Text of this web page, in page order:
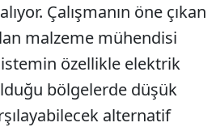
Çalışmanın öne çıkan
malzeme mühendisi
özellikle elektrik
bölgelerde düşük
alternatif